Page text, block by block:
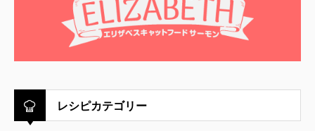
レシピカテゴリー